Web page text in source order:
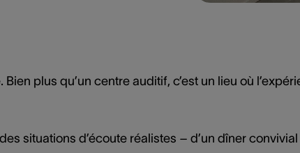
Bien plus qu’un centre auditif, c’est un lieu où
situations d’écoute réalistes – d’un dîner